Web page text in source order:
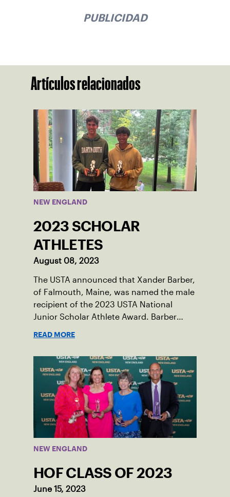
PUBLICIDAD
Artículos relacionados
NEW ENGLAND
2023 SCHOLAR
ATHLETES
August 08, 2023
The USTA announced that Xander Barber,
of Falmouth, Maine, was named the male
recipient of the 2023 USTA National
Junior Scholar Athlete Award. Barber
His impact on the tennis court was felt
immediately as Barber led Falmouth to a
state championship and was named the
state’s Player of the Year.
READ MORE
NEW ENGLAND
HOF CLASS OF 2023
June 15, 2023